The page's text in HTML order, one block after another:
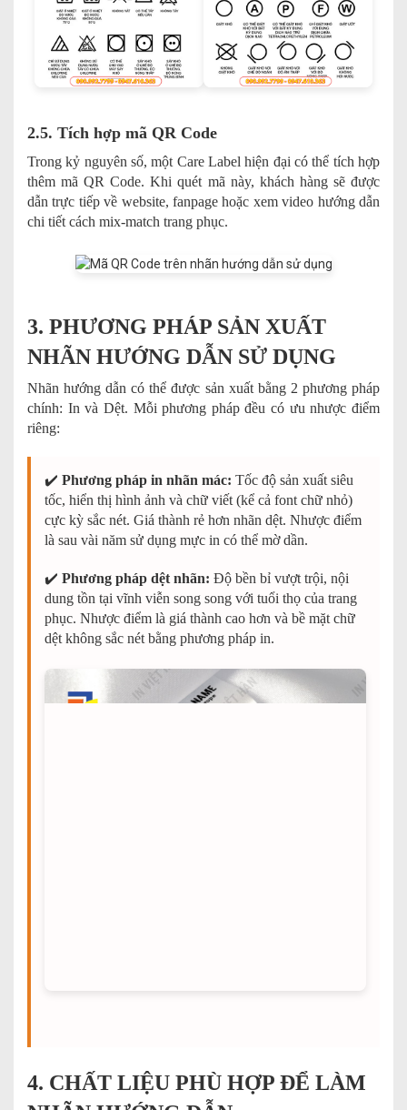
2.5. Tích hợp mã QR Code
Trong kỷ nguyên số, một Care Label hiện đại có thể tích hợp
thêm mã QR Code. Khi quét mã này, khách hàng sẽ được
dẫn trực tiếp về website, fanpage hoặc xem video hướng dẫn
chi tiết cách mix-match trang phục.
3. PHƯƠNG PHÁP SẢN XUẤT
NHÃN HƯỚNG DẪN SỬ DỤNG
Nhãn hướng dẫn có thể được sản xuất bằng 2 phương pháp
chính: In và Dệt. Mỗi phương pháp đều có ưu nhược điểm
riêng:
✔️ Phương pháp in nhãn mác: Tốc độ sản xuất siêu
tốc, hiển thị hình ảnh và chữ viết (kể cả font chữ nhỏ)
cực kỳ sắc nét. Giá thành rẻ hơn nhãn dệt. Nhược điểm
là sau vài năm sử dụng mực in có thể mờ dần.
✔️ Phương pháp dệt nhãn: Độ bền bỉ vượt trội, nội
dung tồn tại vĩnh viễn song song với tuổi thọ của trang
phục. Nhược điểm là giá thành cao hơn và bề mặt chữ
dệt không sắc nét bằng phương pháp in.
4. CHẤT LIỆU PHÙ HỢP ĐỂ LÀM